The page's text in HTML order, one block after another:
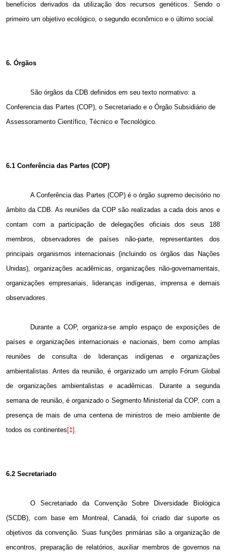
benefícios derivados da utilização dos recursos genéticos. Sendo o
primeiro um objetivo ecológico, o segundo econômico e o último social.
6. Órgãos
São órgãos da CDB definidos em seu texto normativo: a
Conferencia das Partes (COP), o Secretariado e o Órgão Subsidiário de
Assessoramento Científico, Técnico e Tecnológico.
6.1 Conferência das Partes (COP)
A Conferência das Partes (COP) é o órgão supremo decisório no
âmbito da CDB. As reuniões da COP são realizadas a cada dois anos e
contam com a participação de delegações oficiais dos seus 188
membros, observadores de países não-parte, representantes dos
principais organismos internacionais (incluindo os órgãos das Nações
Unidas), organizações acadêmicas, organizações não-governamentais,
organizações empresariais, lideranças indígenas, imprensa e demais
observadores.
Durante a COP, organiza-se amplo espaço de exposições de
países e organizações internacionais e nacionais, bem como amplas
reuniões de consulta de lideranças indígenas e organizações
ambientalistas. Antes da reunião, é organizado um amplo Fórum Global
de organizações ambientalistas e acadêmicas. Durante a segunda
semana de reunião, é organizado o Segmento Ministerial da COP, com a
presença de mais de uma centena de ministros de meio ambiente de
todos os continentes [‡] .
6.2 Secretariado
O Secretariado da Convenção Sobre Diversidade Biológica
(SCDB), com base em Montreal, Canadá, foi criado dar suporte os
objetivos da convenção. Suas funções primárias são a organização de
encontros, preparação de relatórios, auxiliar membros de governos na